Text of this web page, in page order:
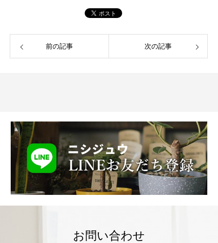
前の記事 次の記事
お問い合わせ